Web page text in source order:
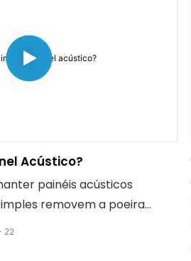
Acústico?
painéis acústicos
removem a poeira
adequados preservam
22